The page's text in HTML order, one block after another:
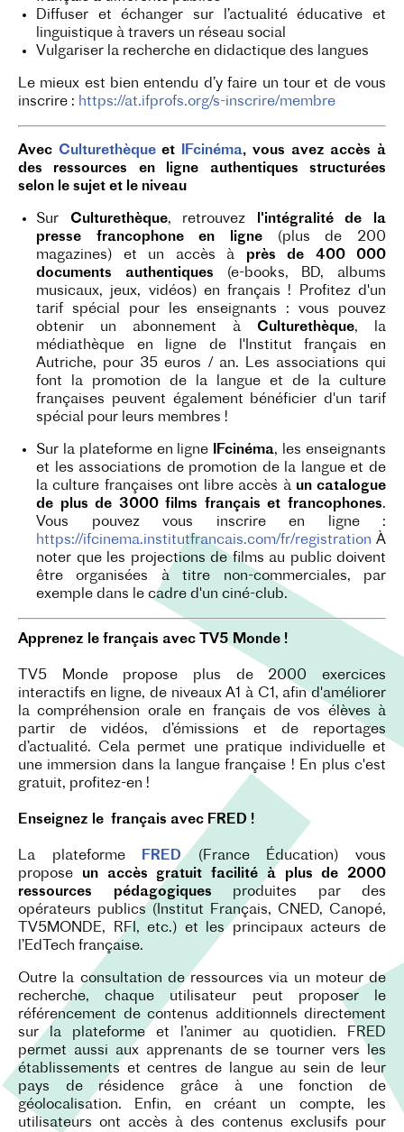
Diffuser et échanger sur l’actualité éducative et
linguistique à travers un réseau social
Vulgariser la recherche en didactique des langues
Le mieux est bien entendu d’y faire un tour et de vous
inscrire : https://at.ifprofs.org/s-inscrire/membre
Avec Culturethèqueet IFcinéma, vous avez accès à
des ressources en ligne authentiques structurées
selon le sujet et le niveau
Sur Culturethèque, retrouvez
l'intégralité de la
presse francophone en ligne (plus de 200
magazines) et un accès à près de 400 000
documents authentiques (e-books, BD, albums
musicaux, jeux, vidéos) en français ! Profitez d'un
tarif spécial pour les enseignants : vous pouvez
obtenir un abonnement à Culturethèque, la
médiathèque en ligne de l'Institut français en
Autriche, pour 35 euros / an. Les associations qui
font la promotion de la langue et de la culture
françaises peuvent également bénéficier d'un tarif
spécial pour leurs membres !
Sur la plateforme en ligne IFcinéma, les enseignants
et les associations de promotion de la langue et de
la culture françaises ont libre accès à un catalogue
de plus de 3000 films français et francophones.
Vous pouvez vous inscrire en ligne :
https://ifcinema.institutfrancais.com/fr/registration À
noter que les projections de films au public doivent
être organisées à titre non-commerciales, par
exemple dans le cadre d'un ciné-club.
Apprenez le français avec TV5 Monde !
TV5 Monde propose plus de 2000 exercices
interactifs en ligne, de niveaux A1 à C1, afin d'améliorer
la compréhension orale en français de vos élèves à
partir de vidéos, d’émissions et de reportages
d’actualité. Cela permet une pratique individuelle et
une immersion dans la langue française ! En plus c'est
gratuit, profitez-en !
Enseignez le français avec FRED !
La plateforme FRED (France Éducation)
vous
propose un accès gratuit facilité à plus de 2000
ressources pédagogiques produites par des
opérateurs publics (Institut Français, CNED, Canopé,
TV5MONDE, RFI, etc.) et les principaux acteurs de
l’EdTech française.
Outre la consultation de ressources via un moteur de
recherche, chaque utilisateur peut proposer le
référencement de contenus additionnels directement
sur la plateforme et l’animer au quotidien. FRED
permet aussi aux apprenants de se tourner vers les
établissements et centres de langue au sein de leur
pays de résidence grâce à une fonction de
géolocalisation. Enfin, en créant un compte, les
utilisateurs ont accès à des contenus exclusifs pour